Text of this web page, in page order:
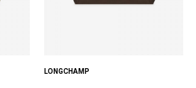
LONGCHAMP